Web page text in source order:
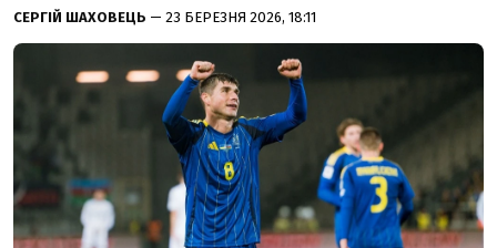
СЕРГІЙ ШАХОВЕЦЬ — 23 БЕРЕЗНЯ 2026, 18:11